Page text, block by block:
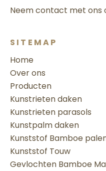
Neem contact met ons
SITEMAP
Home
Over ons
Producten
Kunstrieten daken
Kunstrieten parasols
Kunstpalm daken
Kunststof Bamboe
Kunststof Touw
Gevlochten Bamboe